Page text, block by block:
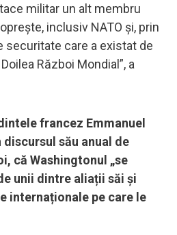
militar un alt membru
inclusiv NATO și, prin
securitate care a existat de
Război Mondial”, a
francez Emmanuel
său anual de
că Washingtonul „se
unii dintre aliații săi și
internaționale pe care le